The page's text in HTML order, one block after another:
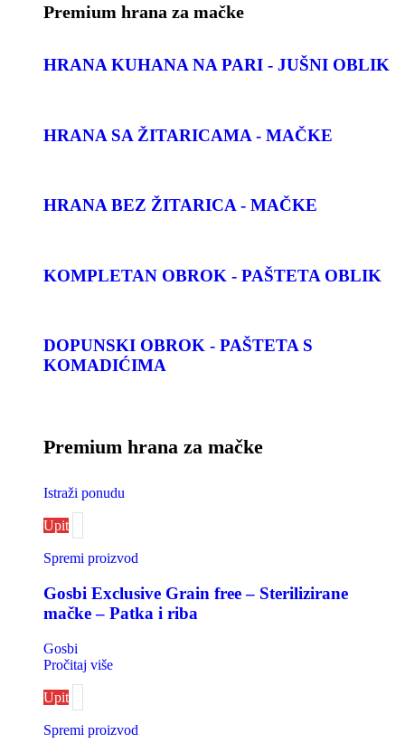
Premium hrana za mačke
HRANA KUHANA NA PARI - JUŠNI OBLIK
HRANA SA ŽITARICAMA - MAČKE
HRANA BEZ ŽITARICA - MAČKE
KOMPLETAN OBROK - PAŠTETA OBLIK
DOPUNSKI OBROK - PAŠTETA S
KOMADIĆIMA
Premium hrana za mačke
Istraži ponudu
Upit
Spremi proizvod
Gosbi Exclusive Grain free – Sterilizirane
mačke – Patka i riba
Gosbi
Pročitaj više
Upit
Spremi proizvod